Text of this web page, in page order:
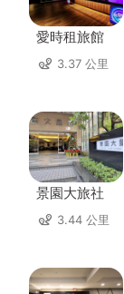
愛時租旅館
3.37 公里
景園大旅社
3.44 公里